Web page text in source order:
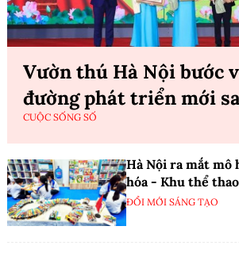
Vườn thú Hà Nội bước
đường phát triển mới
CUỘC SỐNG SỐ
Hà Nội ra mắt mô
hóa - Khu thể
ĐỔI MỚI SÁNG TẠO